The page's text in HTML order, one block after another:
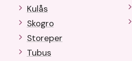
Kulås
Skogro
Storeper
Tubus